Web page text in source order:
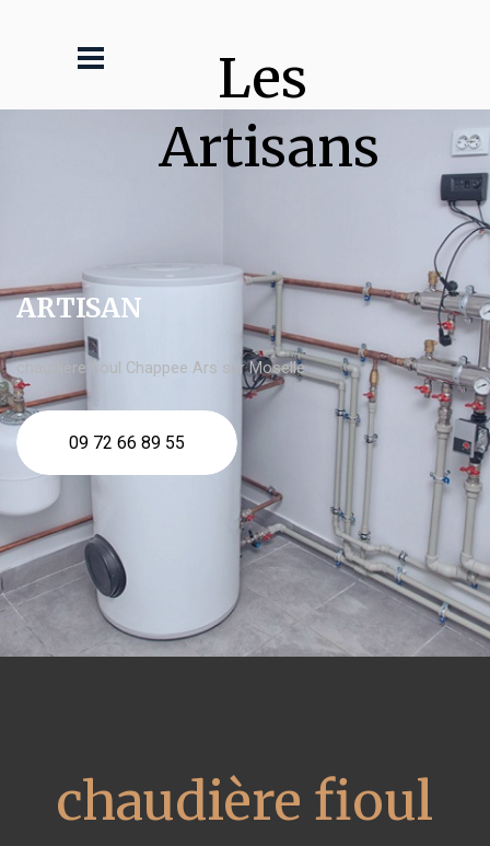
Les
Artisans
ARTISAN
chaudière fioul Chappee Ars sur Moselle
09 72 66 89 55
chaudière fioul